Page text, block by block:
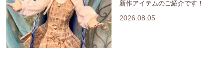
新作アイテムのご紹介です！
2026.08.05